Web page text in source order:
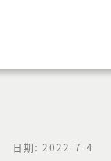
日期: 2022-7-4